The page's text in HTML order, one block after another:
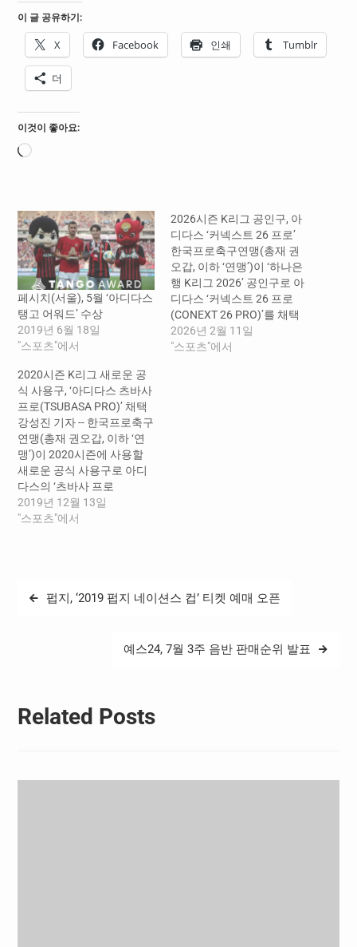
이 글 공유하기:
X Facebook 인쇄 Tumblr
더
이것이 좋아요:
로
페시치(서울), 5월 ‘아디다스
탱고 어워드’ 수상
2019년 6월 18일
"스포츠"에서
2026시즌 K리그 공인구, 아
디다스 ‘커넥스트 26 프로’
한국프로축구연맹(총재 권
오갑, 이하 ‘연맹’)이 ‘하나은
행 K리그 2026’ 공인구로 아
디다스 ‘커넥스트 26 프로
(CONEXT 26 PRO)’를 채택
했다. 커넥스트는
‘Connection(연결)’과
2026년 2월 11일
"스포츠"에서
2020시즌 K리그 새로운 공
식 사용구, ‘아디다스 츠바사
프로(TSUBASA PRO)’ 채택
강성진 기자 -- 한국프로축구
연맹(총재 권오갑, 이하 ‘연
맹’)이 2020시즌에 사용할
새로운 공식 사용구로 아디
다스의 ‘츠바사 프로
(TSUBASA PRO)’를 채택했
다. 2012년부터 아디다스의
구 발전을 위한 다양한 마케
가 선보인 츠바사 프로는 일
된 것이…
2019년 12월 13일
"스포츠"에서
글
펍지, ‘2019 펍지 네이션스 컵’ 티켓 예매 오픈
예스24, 7월 3주 음반 판매순위 발표
Related Posts